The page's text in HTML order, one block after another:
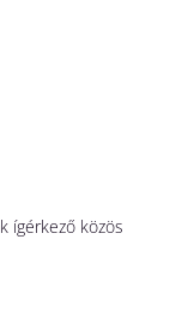
ígérkező közös